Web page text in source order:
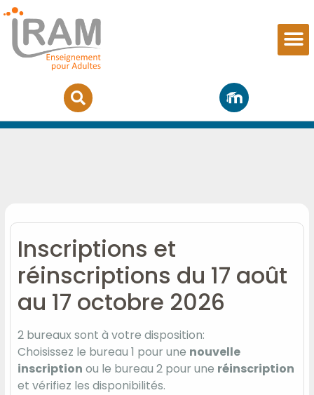
Rendez-vous
Inscriptions et
réinscriptions du 17 août
au 17 octobre 2026
2 bureaux sont à votre disposition:
Choisissez le bureau 1 pour une nouvelle
inscription ou le bureau 2 pour une réinscription
et vérifiez les disponibilités.